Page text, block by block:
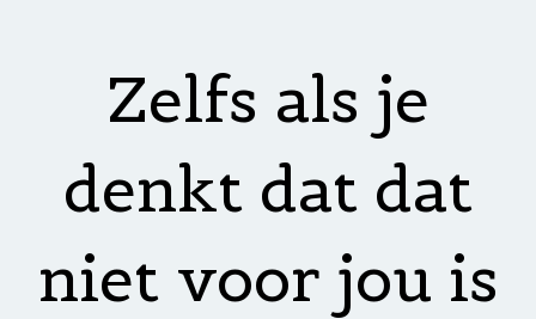
Zelfs als je
denkt dat dat
niet voor jou is